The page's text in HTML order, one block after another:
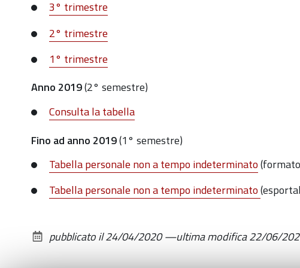
3° trimestre
2° trimestre
1° trimestre
Anno 2019(2° semestre)
Consulta la tabella
Fino ad anno 2019(1° semestre)
Tabella personale non a tempo indeterminato
Tabella personale non a tempo indeterminato
pubblicato il24/04/2020—ultima modifica22/06/